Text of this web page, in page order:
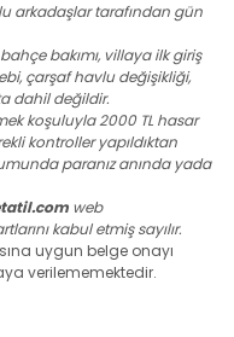
arkadaşlar tarafından gün
bakımı, villaya ilk giriş
çarşaf havlu değişikliği,
dahil değildir.
koşuluyla 2000 TL hasar
kontroller yapıldıktan
paranız anında yada
web
kabul etmiş sayılır.
uygun belge onayı
verilememektedir.